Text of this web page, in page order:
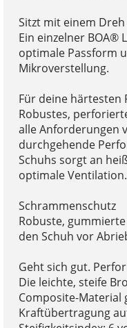
Sitzt mit einem Dreh
Ein einzelner BOA®
optimale Passform
Mikroverstellung.
Für deine härtesten
Robustes,
alle Anforderungen
durchgehende
Schuhs sorgt an
optimale Ventilation.
Schrammenschutz
Robuste,
den Schuh vor
Geht sich gut.
Die leichte, steife
Composite-
Kraftübertragung